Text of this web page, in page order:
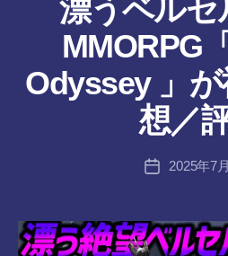
漂うベルセ
MMORPG
Odyssey 」
想／
投
稿
投
2025年7